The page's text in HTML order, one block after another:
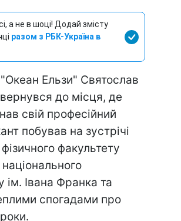
а не в шоці! Додай змісту
разом з РБК-Україна в
Ельзи" Святослав
до місця, де
свій професійний
побував на зустрічі
факультету
ім. Івана Франка та
спогадами про